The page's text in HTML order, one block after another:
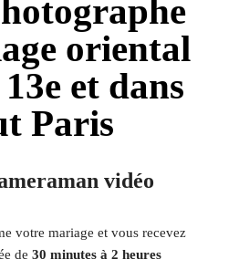
oriental
et dans
Paris
vidéo
votre mariage et vous recevez
de 30 minutes à 2 heures